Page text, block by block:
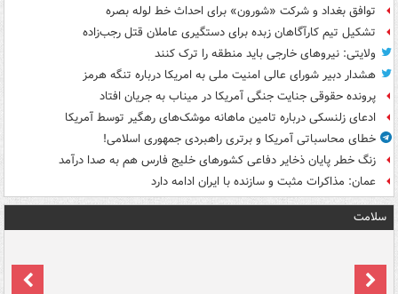
توافق بغداد و شرکت «شورون» برای احداث خط لوله بصره
تشکیل تیم کارآگاهان زبده برای دستگیری عاملان قتل رجب‌زاده
ولایتی: نیروهای خارجی باید منطقه را ترک کنند
هشدار دبیر شورای عالی امنیت ملی به امریکا درباره تنگه هرمز
پرونده حقوقی جنایت جنگی آمریکا در میناب به جریان افتاد
ادعای زلنسکی درباره تامین ماهانه موشک‌های رهگیر توسط آمریکا
خطای محاسباتی آمریکا و برتری راهبردی جمهوری اسلامی!
زنگ خطر پایان ذخایر دفاعی کشورهای خلیج فارس هم به صدا درآمد
عمان: مذاکرات مثبت و سازنده با ایران ادامه دارد
سلامت